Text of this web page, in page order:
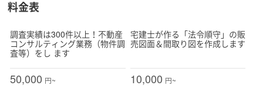
料金表
調査実績は300件以上！不動産
コンサルティング業務（物件調
査等）をし ます
50,000 円~
宅建士が作る「法令順守」の販
売図面＆間取り図を作成します
10,000 円~